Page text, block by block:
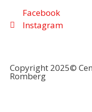
Facebook
Instagram
Copyright 2025©
Romberg